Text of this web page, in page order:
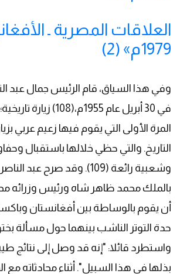
1979م» (2)
وفي هذا السياق، قام الرئيس جمال عبد
في 30 أبريل عام
المرة الأولى التي يقوم فيها زعيم عربي
التاريخ. والتي حظي خلالها باستقبال
وشعبية رائعة (109). وقد صرح عبد
بالملك محمد ظاهر شاه ورئيس وزرائه
أن يقوم بالوساطة بين أفغانستان
حدة التوتر الناشب بينهما حول مسألة
واستطرد قائلا: "إنه قد وصل إلى نتائج
بذلها في هذا السبيل". أثناء محادثاته